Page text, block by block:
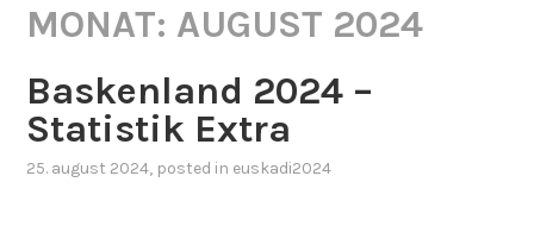
MONAT: AUGUST 2024
Baskenland 2024 –
Statistik Extra
25. august 2024, posted in euskadi2024